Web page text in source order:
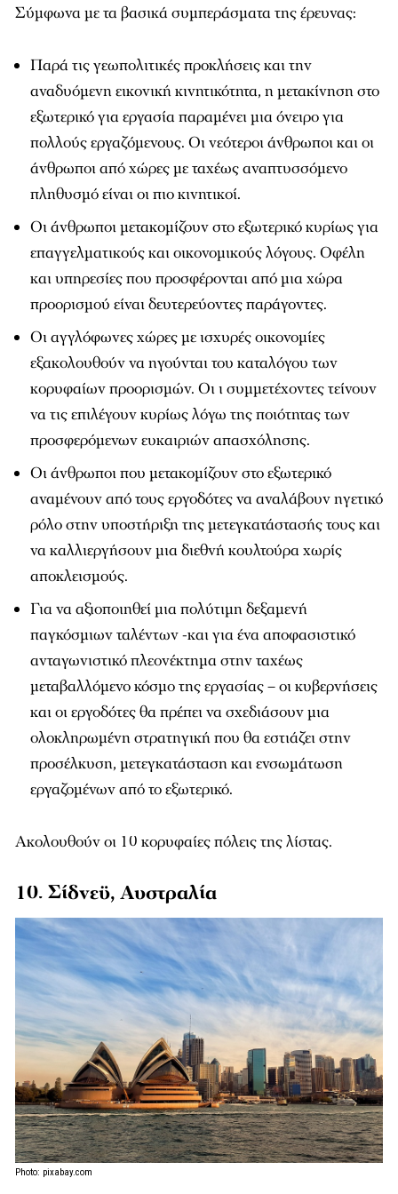
Σύμφωνα με τα βασικά συμπεράσματα της έρευνας:
Παρά τις γεωπολιτικές προκλήσεις και την
αναδυόμενη εικονική κινητικότητα, η μετακίνηση στο
εξωτερικό για εργασία παραμένει μια όνειρο για
πολλούς εργαζόμενους. Οι νεότεροι άνθρωποι και οι
άνθρωποι από χώρες με ταχέως αναπτυσσόμενο
πληθυσμό είναι οι πιο κινητικοί.
Οι άνθρωποι μετακομίζουν στο εξωτερικό κυρίως για
επαγγελματικούς και οικονομικούς λόγους. Οφέλη
και υπηρεσίες που προσφέρονται από μια χώρα
προορισμού είναι δευτερεύοντες παράγοντες.
Οι αγγλόφωνες χώρες με ισχυρές οικονομίες
εξακολουθούν να ηγούνται του καταλόγου των
κορυφαίων προορισμών. Οι ι συμμετέχοντες τείνουν
να τις επιλέγουν κυρίως λόγω της ποιότητας των
προσφερόμενων ευκαιριών απασχόλησης.
Οι άνθρωποι που μετακομίζουν στο εξωτερικό
αναμένουν από τους εργοδότες να αναλάβουν ηγετικό
ρόλο στην υποστήριξη της μετεγκατάστασής τους και
να καλλιεργήσουν μια διεθνή κουλτούρα χωρίς
αποκλεισμούς.
Για να αξιοποιηθεί μια πολύτιμη δεξαμενή
παγκόσμιων ταλέντων -και για ένα αποφασιστικό
ανταγωνιστικό πλεονέκτημα στην ταχέως
μεταβαλλόμενο κόσμο της εργασίας – οι κυβερνήσεις
και οι εργοδότες θα πρέπει να σχεδιάσουν μια
ολοκληρωμένη στρατηγική που θα εστιάζει στην
προσέλκυση, μετεγκατάσταση και ενσωμάτωση
εργαζομένων από το εξωτερικό.
Ακολουθούν οι 10 κορυφαίες πόλεις της λίστας.
10. Σίδνεϋ, Αυστραλία
Photo: pixabay.com